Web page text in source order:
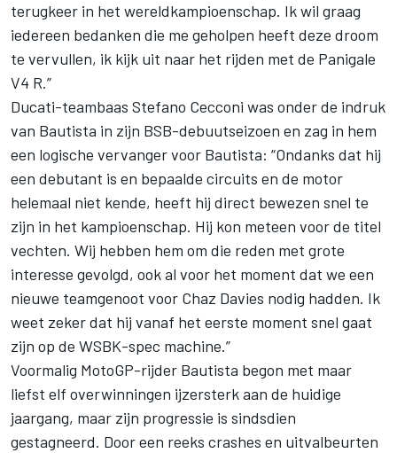
terugkeer in het wereldkampioenschap. Ik wil graag
iedereen bedanken die me geholpen heeft deze droom
te vervullen, ik kijk uit naar het rijden met de Panigale
V4 R.”
Ducati-teambaas Stefano Cecconi was onder de indruk
van Bautista in zijn BSB-debuutseizoen en zag in hem
een logische vervanger voor Bautista: “Ondanks dat hij
een debutant is en bepaalde circuits en de motor
helemaal niet kende, heeft hij direct bewezen snel te
zijn in het kampioenschap. Hij kon meteen voor de titel
vechten. Wij hebben hem om die reden met grote
interesse gevolgd, ook al voor het moment dat we een
nieuwe teamgenoot voor Chaz Davies nodig hadden. Ik
weet zeker dat hij vanaf het eerste moment snel gaat
zijn op de WSBK-spec machine.”
Voormalig MotoGP-rijder Bautista begon met maar
liefst elf overwinningen ijzersterk aan de huidige
jaargang, maar zijn progressie is sindsdien
gestagneerd. Door een reeks crashes en uitvalbeurten